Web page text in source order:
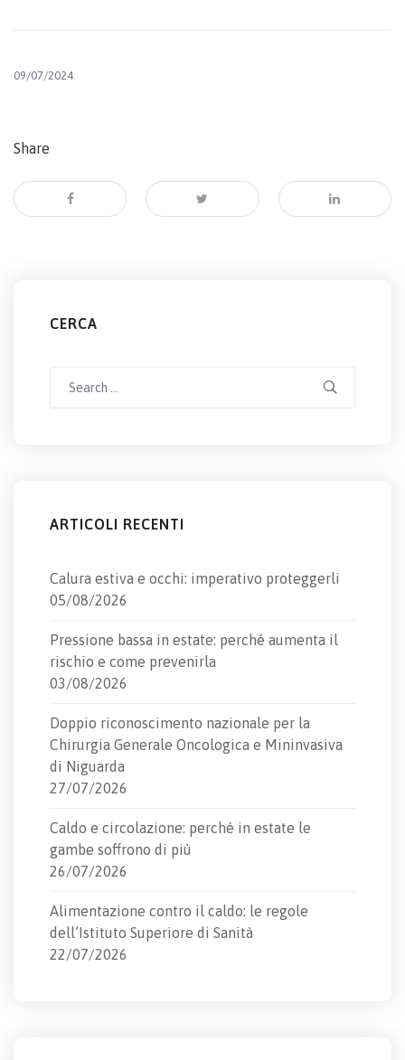
09/07/2024
Share
CERCA
ARTICOLI RECENTI
Calura estiva e occhi: imperativo proteggerli
05/08/2026
Pressione bassa in estate: perché aumenta il
rischio e come prevenirla
03/08/2026
Doppio riconoscimento nazionale per la
Chirurgia Generale Oncologica e Mininvasiva
di Niguarda
27/07/2026
Caldo e circolazione: perché in estate le
gambe soffrono di più
26/07/2026
Alimentazione contro il caldo: le regole
dell’Istituto Superiore di Sanità
22/07/2026